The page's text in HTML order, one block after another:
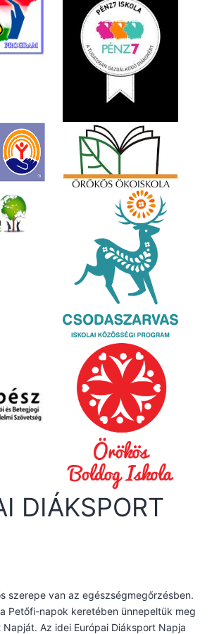
DIÁKSPORT
szerepe van az egészségmegőrzésben.
Petőfi-napok keretében ünnepeltük meg
Az idei Európai Diáksport Napja